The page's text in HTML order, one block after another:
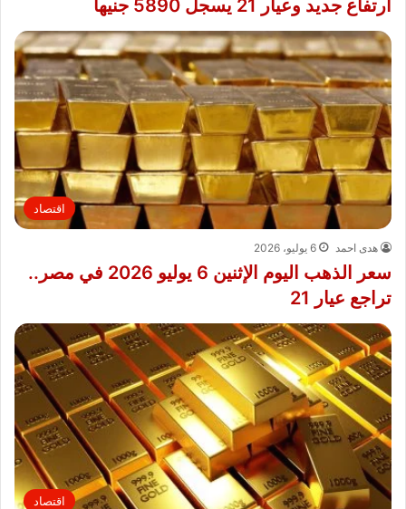
ارتفاع جديد وعيار 21 يسجل 5890 جنيها
اقتصاد
هدى احمد 6 يوليو، 2026
سعر الذهب اليوم الإثنين 6 يوليو 2026 في مصر..
تراجع عيار 21
اقتصاد